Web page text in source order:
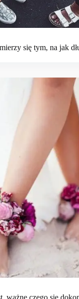
się tym, na jak